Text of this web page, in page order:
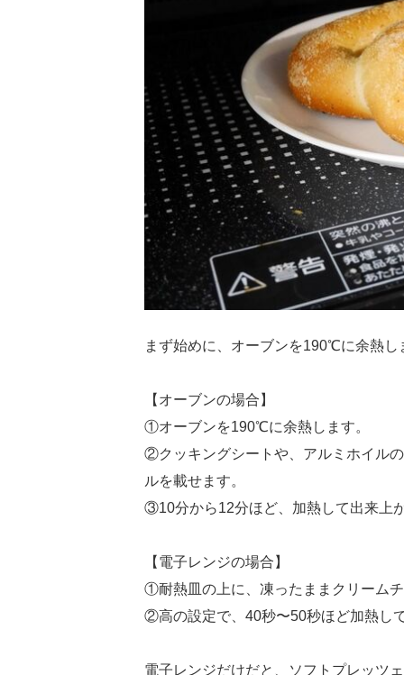
まず始めに、オーブンを190℃に余熱し
【オーブンの場合】
①オーブンを190℃に余熱します。
②クッキングシートや、アルミホイル
ルを載せます。
③10分から12分ほど、加熱して出来上
【電子レンジの場合】
①耐熱皿の上に、凍ったままクリーム
②高の設定で、40秒〜50秒ほど加熱し
電子レンジだけだと、ソフトプレッツ